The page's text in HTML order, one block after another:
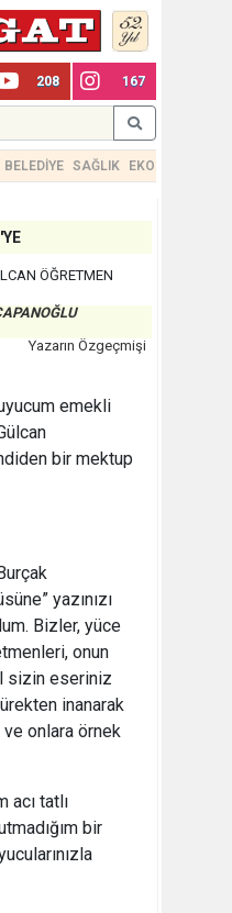
208 167
BELEDİYE SAĞLIK EKONOMİ
ÖĞRETMEN
Yazarın Özgeçmişi
emekli
bir mektup
yazınızı
Bizler, yüce
onun
sizin eseriniz
inanarak
onlara örnek
acı tatlı
bir